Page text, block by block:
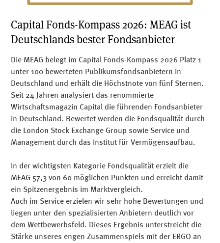
Capital Fonds-Kompass 2026: MEAG ist
Deutschlands bester Fondsanbieter
Die MEAG belegt im Capital Fonds-Kompass 2026 Platz 1
unter 100 bewerteten Publikumsfondsanbietern in
Deutschland und erhält die Höchstnote von fünf Sternen.
Seit 24 Jahren analysiert das renommierte
Wirtschaftsmagazin Capital die führenden Fondsanbieter
in Deutschland. Bewertet werden die Fondsqualität durch
die London Stock Exchange Group sowie Service und
Management durch das Institut für Vermögensaufbau.
In der wichtigsten Kategorie Fondsqualität erzielt die
MEAG 57,3 von 60 möglichen Punkten und erreicht damit
ein Spitzenergebnis im Marktvergleich.
Auch im Service erzielen wir sehr hohe Bewertungen und
liegen unter den spezialisierten Anbietern deutlich vor
dem Wettbewerbsfeld. Dieses Ergebnis unterstreicht die
Stärke unseres engen Zusammenspiels mit der ERGO an